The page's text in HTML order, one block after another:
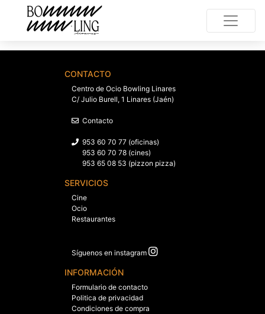
CONTACTO
Centro de Ocio Bowling Linares
C/ Julio Burell, 1 Linares (Jaén)
Contacto
953 60 70 77 (oficinas)
953 60 70 78 (cines)
953 65 08 53 (pizzon pizza)
SERVICIOS
Cine
Ocio
Restaurantes
Síguenos en instagram
INFORMACIÓN
Formulario de contacto
Politica de privacidad
Condiciones de compra